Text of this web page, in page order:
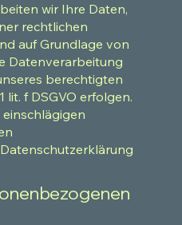
wir Ihre Daten,
rechtlichen
auf Grundlage von
Datenverarbeitung
berechtigten
lit. f DSGVO erfolgen.
einschlägigen